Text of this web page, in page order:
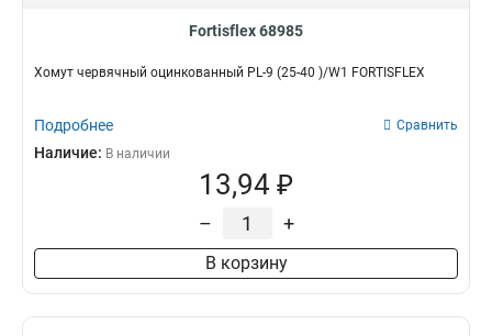
Fortisflex 68985
Хомут червячный оцинкованный PL-9 (25-40 )/W1 FORTISFLEX
Подробнее Сравнить
Наличие: В наличии
13,94 ₽
– +
В корзину